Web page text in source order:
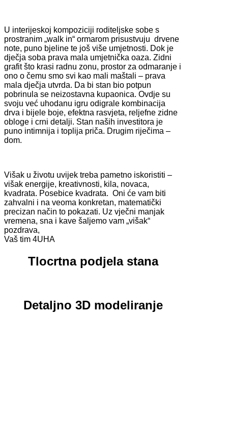
U interijeskoj kompoziciji roditeljske sobe s
prostranim „walk in“ ormarom prisustvuju drvene
note, puno bjeline te još više umjetnosti. Dok je
dječja soba prava mala umjetnička oaza. Zidni
grafit što krasi radnu zonu, prostor za odmaranje i
ono o čemu smo svi kao mali maštali – prava
mala dječja utvrda. Da bi stan bio potpun
pobrinula se neizostavna kupaonica. Ovdje su
svoju već uhodanu igru odigrale kombinacija
drva i bijele boje, efektna rasvjeta, reljefne zidne
obloge i crni detalji. Stan naših investitora je
puno intimnija i toplija priča. Drugim riječima –
dom.
Višak u životu uvijek treba pametno iskoristiti –
višak energije, kreativnosti, kila, novaca,
kvadrata. Posebice kvadrata. Oni će vam biti
zahvalni i na veoma konkretan, matematički
precizan način to pokazati. Uz vječni manjak
vremena, sna i kave šaljemo vam „višak“
pozdrava,
Vaš tim 4UHA
Tlocrtna podjela stana
Detaljno 3D modeliranje